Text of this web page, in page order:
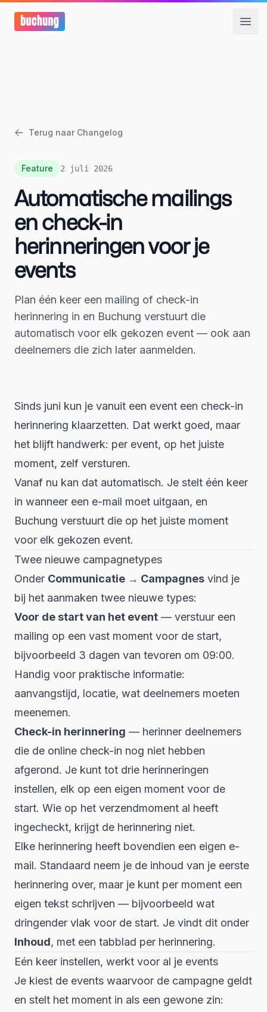
Terug naar Changelog
Feature 2 juli 2026
Automatische mailings
en check-in
herinneringen voor je
events
Plan één keer een mailing of check-in
herinnering in en Buchung verstuurt die
automatisch voor elk gekozen event — ook aan
deelnemers die zich later aanmelden.
Sinds juni kun je vanuit een event een check-in
herinnering klaarzetten. Dat werkt goed, maar
het blijft handwerk: per event, op het juiste
moment, zelf versturen.
Vanaf nu kan dat automatisch. Je stelt één keer
in wanneer een e-mail moet uitgaan, en
Buchung verstuurt die op het juiste moment
voor elk gekozen event.
Twee nieuwe campagnetypes
Onder Communicatie → Campagnes vind je
bij het aanmaken twee nieuwe types:
Voor de start van het event — verstuur een
mailing op een vast moment voor de start,
bijvoorbeeld 3 dagen van tevoren om 09:00.
Handig voor praktische informatie:
aanvangstijd, locatie, wat deelnemers moeten
meenemen.
Check-in herinnering — herinner deelnemers
die de online check-in nog niet hebben
afgerond. Je kunt tot drie herinneringen
instellen, elk op een eigen moment voor de
start. Wie op het verzendmoment al heeft
ingecheckt, krijgt de herinnering niet.
Elke herinnering heeft bovendien een eigen e-
mail. Standaard neem je de inhoud van je eerste
herinnering over, maar je kunt per moment een
eigen tekst schrijven — bijvoorbeeld wat
dringender vlak voor de start. Je vindt dit onder
Inhoud, met een tabblad per herinnering.
Eén keer instellen, werkt voor al je events
Je kiest de events waarvoor de campagne geldt
en stelt het moment in als een gewone zin: